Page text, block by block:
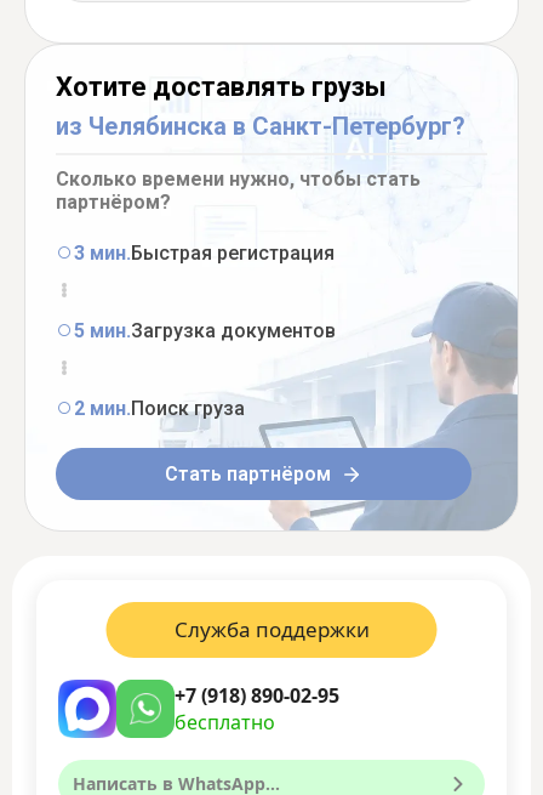
Хотите доставлять грузы
из Челябинска в Санкт-Петербург?
Сколько времени нужно, чтобы стать
партнёром?
3 мин.Быстрая регистрация
5 мин.Загрузка документов
2 мин.Поиск груза
Стать партнёром
Служба поддержки
+7 (918) 890-02-95
бесплатно
Написать в WhatsApp...